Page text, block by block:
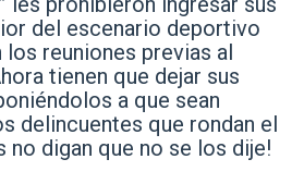
del escenario deportivo
reuniones previas al
tienen que dejar sus
a que sean
delincuentes que rondan el
no digan que no se los dije!